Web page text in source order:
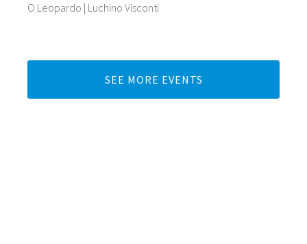
O Leopardo | Luchino Visconti
SEE MORE EVENTS